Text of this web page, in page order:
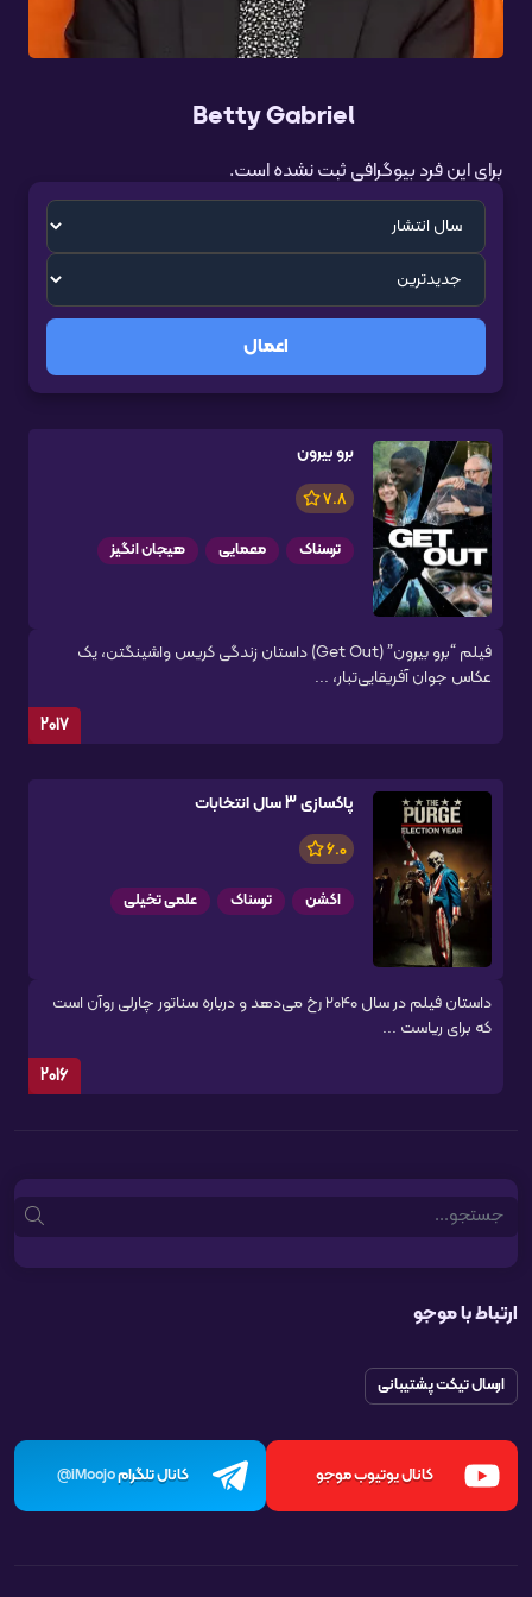
Betty Gabriel
برای این فرد بیوگرافی ثبت نشده است.
اعمال
برو بیرون
7.8
ترسناک معمایی هیجان انگیز
فیلم “برو بیرون” (Get Out) داستان زندگی کریس واشینگتن، یک
عکاس جوان آفریقایی‌تبار، ...
2017
پاکسازی 3 سال انتخابات
6.0
اکشن ترسناک علمی تخیلی
داستان فیلم در سال ۲۰۴۰ رخ می‌دهد و درباره سناتور چارلی روآن است
که برای ریاست ...
2016
Search
ارتباط با موجو
ارسال تیکت پشتیبانی
کانال یوتیوب موجو کانال تلگرامiMoojo@